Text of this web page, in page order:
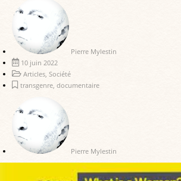
Pierre Mylestin
10 juin 2022
Articles, Société
transgenre, documentaire
Pierre Mylestin